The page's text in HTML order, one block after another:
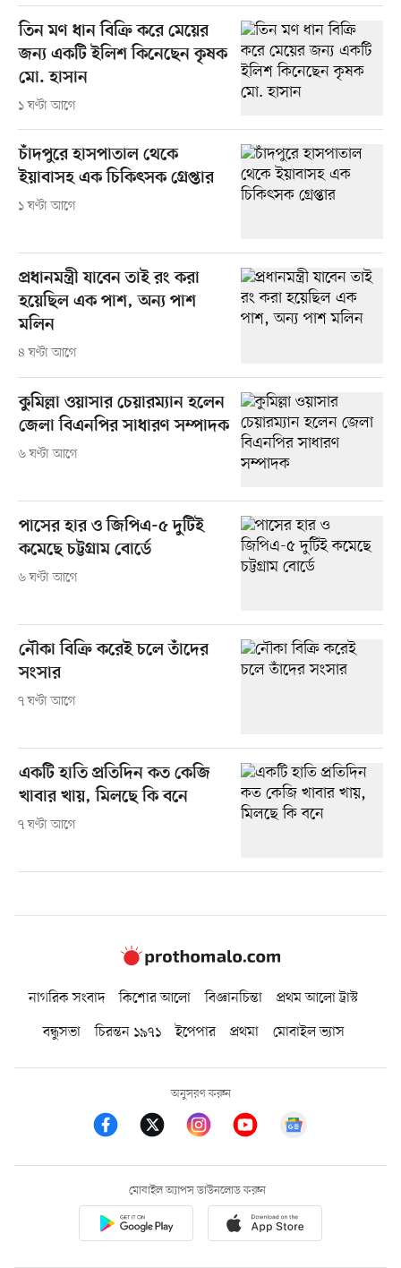
তিন মণ ধান বিক্রি করে মেয়ের
জন্য একটি ইলিশ কিনেছেন কৃষক
মো. হাসান
১ ঘণ্টা আগে
চাঁদপুরে হাসপাতাল থেকে
ইয়াবাসহ এক চিকিৎসক গ্রেপ্তার
১ ঘণ্টা আগে
প্রধানমন্ত্রী যাবেন তাই রং করা
হয়েছিল এক পাশ, অন্য পাশ
মলিন
৪ ঘণ্টা আগে
কুমিল্লা ওয়াসার চেয়ারম্যান হলেন
জেলা বিএনপির সাধারণ সম্পাদক
৬ ঘণ্টা আগে
পাসের হার ও জিপিএ-৫ দুটিই
কমেছে চট্টগ্রাম বোর্ডে
৬ ঘণ্টা আগে
নৌকা বিক্রি করেই চলে তাঁদের
সংসার
৭ ঘণ্টা আগে
একটি হাতি প্রতিদিন কত কেজি
খাবার খায়, মিলছে কি বনে
৭ ঘণ্টা আগে
নাগরিক সংবাদ কিশোর আলো বিজ্ঞানচিন্তা
প্রথম আলো ট্রাস্ট
বন্ধুসভা
চিরন্তন ১৯৭১ ইপেপার প্রথমা মোবাইল ভ্যাস
অনুসরণ করুন
মোবাইল অ্যাপস ডাউনলোড করুন